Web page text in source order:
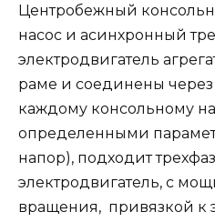
Центробежный
насос и асинхронный
электродвигатель
раме и соединены
каждому консольному
определенными
напор), подходит
электродвигатель, с
вращения, привязкой к